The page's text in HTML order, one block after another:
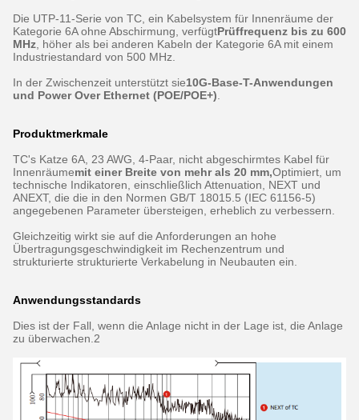
Die UTP-11-Serie von TC, ein Kabelsystem für Innenräume der
Kategorie 6A ohne Abschirmung, verfügtPrüffrequenz bis zu 600
MHz , höher als bei anderen Kabeln der Kategorie 6A mit einem
Industriestandard von 500 MHz.
In der Zwischenzeit unterstützt sie10G-Base-T-Anwendungen
und Power Over Ethernet (POE/POE+)
Produktmerkmale
TC's Katze 6A, 23 AWG, 4-Paar, nicht abgeschirmtes Kabel für
Innenräumemit einer Breite von mehr als 20 mm,Optimiert, um
technische Indikatoren, einschließlich Attenuation, NEXT und
ANEXT, die die in den Normen GB/T 18015.5 (IEC 61156-5)
angegebenen Parameter übersteigen, erheblich zu verbessern.
Gleichzeitig wirkt sie auf die Anforderungen an hohe
Übertragungsgeschwindigkeit im Rechenzentrum und
strukturierte strukturierte Verkabelung in Neubauten ein.
Anwendungsstandards
Dies ist der Fall, wenn die Anlage nicht in der Lage ist, die Anlage
zu überwachen.2